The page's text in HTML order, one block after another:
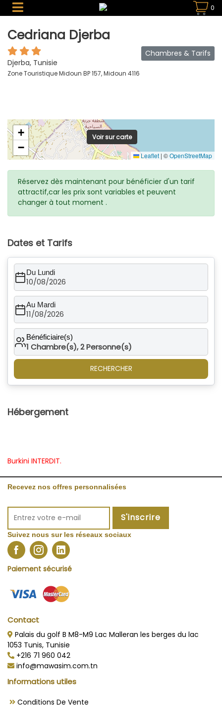
0
Cedriana Djerba
Djerba, Tunisie
Zone Touristique Midoun BP 157, Midoun 4116
Chambres & Tarifs
+
−
Leaflet | ©OpenStreetMap
Voir sur carte
Réservez dès maintenant pour bénéficier d'un tarif
attractif,car les prix sont variables et peuvent
changer à tout moment .
Dates et Tarifs
Du Lundi
10/08/2026
Au Mardi
11/08/2026
Bénéficiaire(s)
1 Chambre(s),2Personne(s)
RECHERCHER
Hébergement
Burkini INTERDIT.
Recevez nos offres personnalisées
S'inscrire
Suivez nous sur les réseaux sociaux
Paiement sécurisé
Contact
Palais du golf B M8-M9 Lac Malleran les berges du lac
1053 Tunis, Tunisie
+216 71 960 042
info@mawasim.com.tn
Informations utiles
Conditions De Vente